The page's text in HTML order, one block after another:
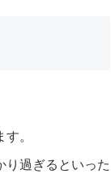
。
り過ぎるといった